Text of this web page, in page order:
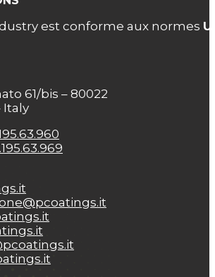
est conforme aux normes
61/bis – 80022
Italy